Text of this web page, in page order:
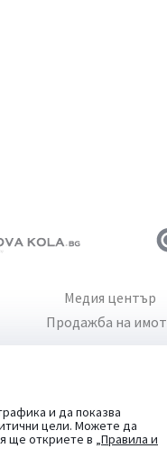
и да показва
цели. Можете да
ще откриете в „Правила и
Медия център
Продажба на